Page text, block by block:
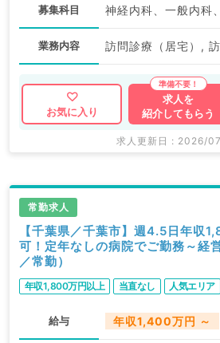
募集科目
業務内容
お気に入り
求人を
紹介してもらう
求人更新日 : 2026/
常勤求人
【千葉県／千葉市】週4.5日年収
可！定年なしの病院でご勤務～経
／常勤）
年収1,800万円以上 当直なし 人気エリア
給与 年収1,400万円 ～